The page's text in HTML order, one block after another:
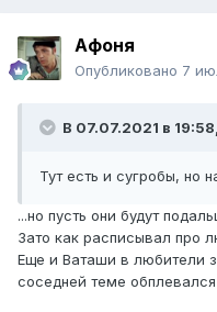
Афоня
Опубликовано 7
В 07.07.2021 в 19:58,
Тут есть и сугробы, но
...но пусть они будут
Зато как расписывал про
Еще и Ваташи в любители
соседней теме